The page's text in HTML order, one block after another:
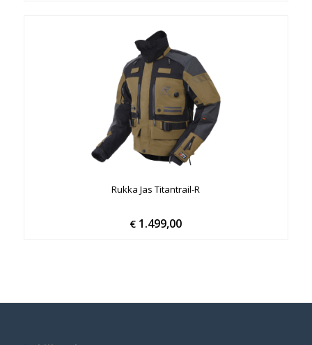
Rukka Jas Titantrail-R
€ 1.499,00